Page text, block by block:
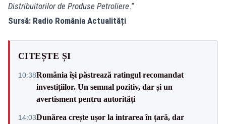
Distribuitorilor de Produse Petroliere.”
Sursă: Radio România Actualități
CITEȘTE ȘI
10:38România își păstrează ratingul recomandat
investițiilor. Un semnal pozitiv, dar și un
avertisment pentru autorități
14:03Dunărea crește ușor la intrarea în țară, dar